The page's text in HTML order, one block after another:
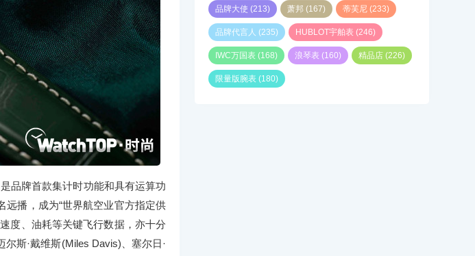
品牌首款集计时功能和具有运算功
播，成为“世界航空业官方指定供
度、油耗等关键飞行数据，亦十分
斯·戴维斯(Miles Davis)、塞尔日·
品牌大使 (213) 萧邦 (167) 蒂芙尼 (233)
品牌代言人 (235) HUBLOT宇舶表 (246)
IWC万国表 (168) 浪琴表 (160) 精品店 (226)
限量版腕表 (180)